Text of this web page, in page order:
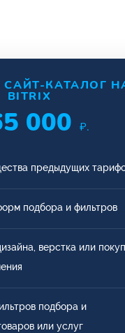
КАТАЛОГ
BITRIX
000 ₽.
предыдущих
подбора и фильтров
верстка или
подбора и
или услуг